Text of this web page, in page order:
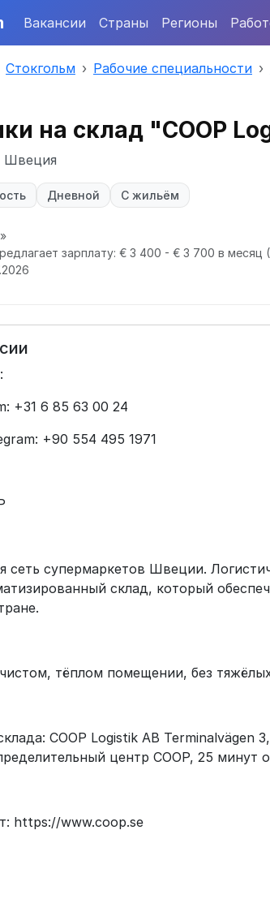
Вакансии Страны Регионы
Стокгольм Рабочие специальности
на склад "COOP
Швеция
Дневной С жильём
зарплату: € 3 400 - € 3 700 в месяц
+31 6 85 63 00 24
+90 554 495 1971
сеть супермаркетов Швеции.
склад, который
тёплом помещении, без
COOP Logistik AB Terminalvägen
центр COOP, 25 минут
https://www.coop.se